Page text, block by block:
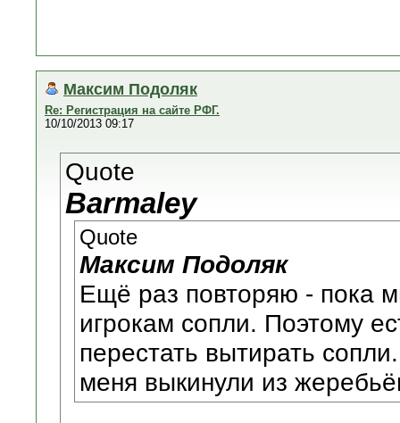
Максим Подоляк
Re: Регистрация на сайте РФГ.
10/10/2013 09:17
Quote
Barmaley
Quote
Максим Подоляк
Ещё раз повторяю - пока
игрокам сопли. Поэтому
перестать вытирать
меня выкинули из